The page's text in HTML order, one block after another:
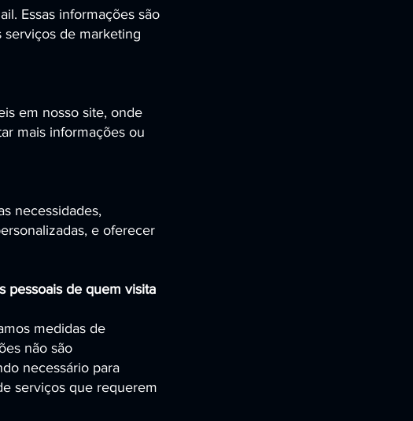
Essas informações são
de marketing
em nosso site, onde
mais informações ou
necessidades,
e oferecer
pessoais de quem visita
medidas de
não são
necessário para
serviços que requerem